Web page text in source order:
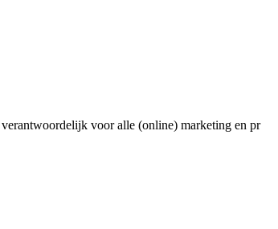
voor alle (online) marketing en pr